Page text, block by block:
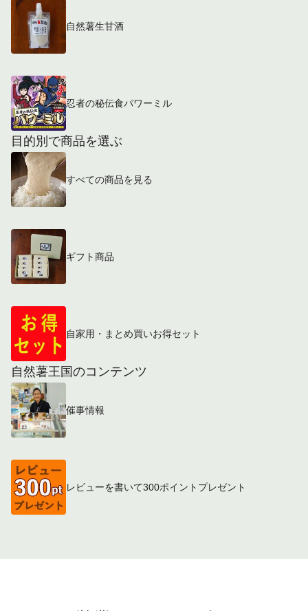
自然薯生甘酒
忍者の秘伝食パワーミル
目的別で商品を選ぶ
すべての商品を見る
ギフト商品
自家用・まとめ買いお得セット
自然薯王国のコンテンツ
催事情報
レビューを書いて300ポイントプレゼント